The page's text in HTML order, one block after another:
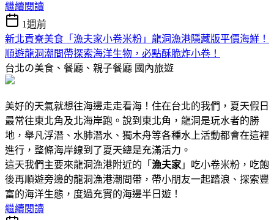
繼續閱讀
1週前
新北貢寮美食「漁夫家小卷米粉」龍洞漁港隱藏版平價海鮮！
順遊龍洞潮間帶探索海洋生物，必點酥脆炸小卷！
台北の美食、餐廳、親子餐廳 國內旅遊
美好的天氣就想往海邊走走看海！住在台北的我們，夏天假日
最常往東北角及北海岸跑。說到東北角，龍洞是玩水者的勝
地，舉凡浮潛、水肺潛水、獨木舟等各種水上活動都會在這裡
進行，整條海岸線到了夏天總是充滿活力。
這天我們主要來龍洞漁港附近的「 漁夫家 」吃小卷米粉，吃飽
後再順遊旁邊的龍洞漁港潮間帶，帶小朋友一起踏浪、探索豐
富的海洋生態，度過充實的海邊半日遊！
繼續閱讀